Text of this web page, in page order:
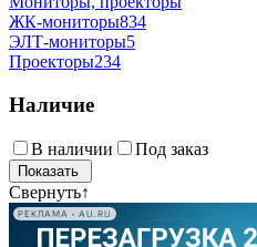
ЖК-мониторы834
ЭЛТ-мониторы5
Проекторы234
Наличие
В наличии Под заказ
Свернуть↑
РЕКЛАМА • AU.RU